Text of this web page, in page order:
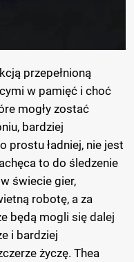
przepełnioną
w pamięć i choć
mogły zostać
bardziej
prostu ładniej, nie jest
to do śledzenie
świecie gier,
robotę, a za
będą mogli się dalej
i bardziej
życzę. Thea